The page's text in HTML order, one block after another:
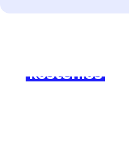
kostenlosan